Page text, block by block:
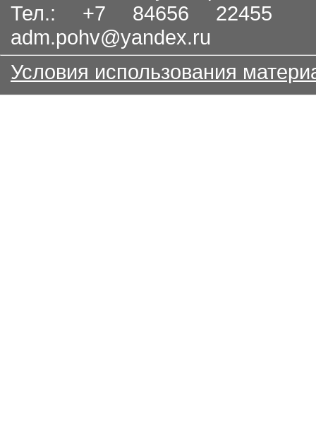
Тел.: +7 84656
adm.pohv@yandex.ru
Условия использования